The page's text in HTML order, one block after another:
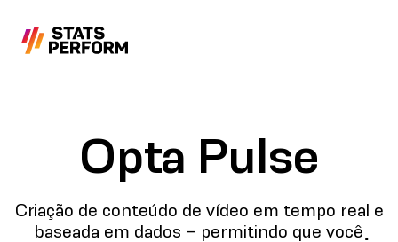
Opta Pulse
Criação de conteúdo de vídeo em tempo real e
baseada em dados – permitindo que você